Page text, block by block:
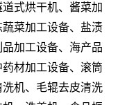
式烘干机、酱菜加
菜加工设备、盐渍
加工设备、海产品
材加工设备、滚筒
机、毛辊去皮清洗